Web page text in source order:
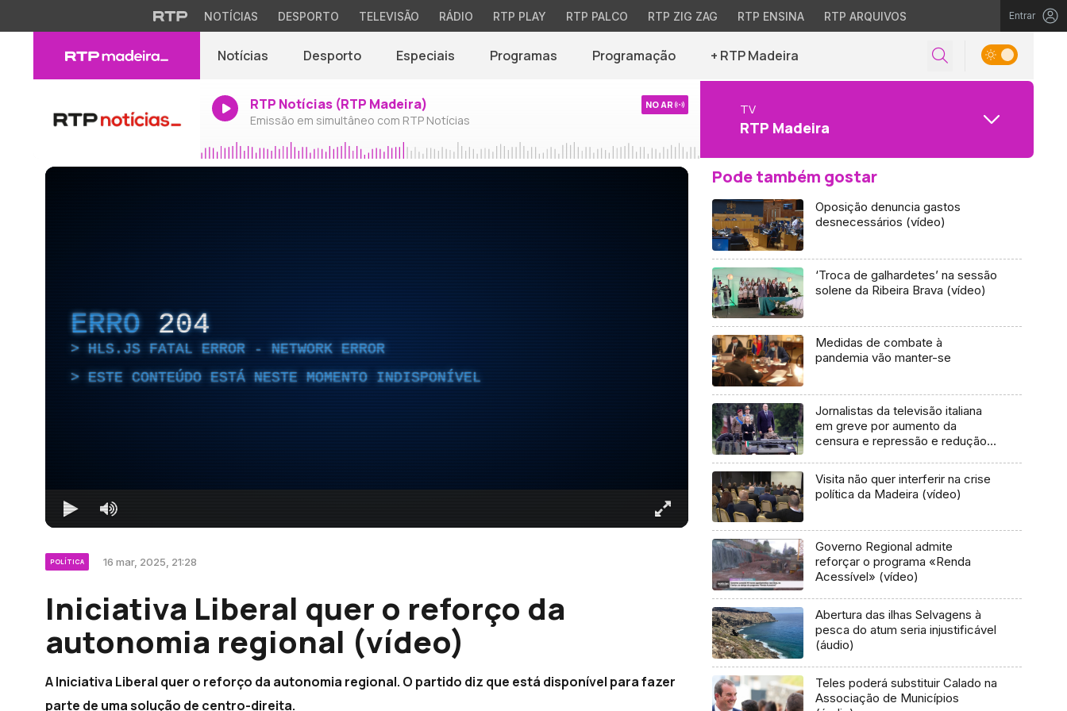
NOTÍCIAS DESPORTO TELEVISÃO RÁDIO RTP PLAY RTP PALCO RTP ZIG ZAG RTP ENSINA RTP ARQUIVOS Entrar
Notícias Desporto Especiais Programas Programação + RTP Madeira
RTP Notícias (RTP Madeira)
Emissão em simultâneo com RTP Notícias
NO AR TV
RTP Madeira
ERRO 204
HLS.JS FATAL ERROR - NETWORK ERROR
ESTE CONTEÚDO ESTÁ NESTE MOMENTO INDISPONÍVEL
POLÍTICA 16 mar, 2025, 21:28
Iniciativa Liberal quer o reforço da
autonomia regional (vídeo)
A Iniciativa Liberal quer o reforço da autonomia regional. O partido diz que está disponível para fazer
parte de uma solução de centro-direita.
Pode também gostar
Oposição denuncia gastos
desnecessários (vídeo)
‘Troca de galhardetes’ na sessão
solene da Ribeira Brava (vídeo)
Medidas de combate à
pandemia vão manter-se
Jornalistas da televisão italiana
em greve por aumento da
censura e repressão e redução
Visita não quer interferir na crise
política da Madeira (vídeo)
Governo Regional admite
reforçar o programa «Renda
Acessível» (vídeo)
Abertura das ilhas Selvagens à
pesca do atum seria injustificável
(áudio)
Teles poderá substituir Calado na
Associação de Municípios